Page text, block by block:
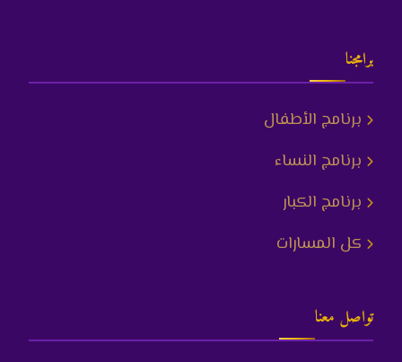
برامجنا
برنامج الأطفال
برنامج النساء
برنامج الكبار
كل المسارات
تواصل معنا